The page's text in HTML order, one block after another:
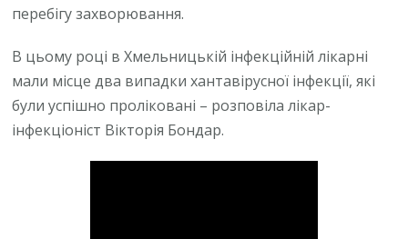
перебігу захворювання.
В цьому році в Хмельницькій інфекційній лікарні
мали місце два випадки хантавірусної інфекції, які
були успішно проліковані – розповіла лікар-
інфекціоніст Вікторія Бондар.